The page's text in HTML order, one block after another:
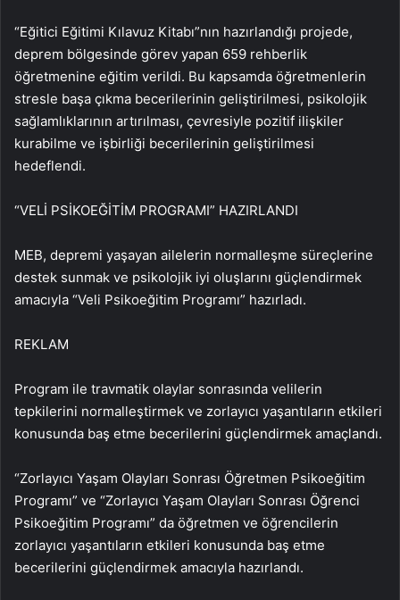
“Eğitici Eğitimi Kılavuz Kitabı”nın hazırlandığı projede,
deprem bölgesinde görev yapan 659 rehberlik
öğretmenine eğitim verildi. Bu kapsamda öğretmenlerin
stresle başa çıkma becerilerinin geliştirilmesi, psikolojik
sağlamlıklarının artırılması, çevresiyle pozitif ilişkiler
kurabilme ve işbirliği becerilerinin geliştirilmesi
hedeflendi.
“VELİ PSİKOEĞİTİM PROGRAMI” HAZIRLANDI
MEB, depremi yaşayan ailelerin normalleşme süreçlerine
destek sunmak ve psikolojik iyi oluşlarını güçlendirmek
amacıyla “Veli Psikoeğitim Programı” hazırladı.
REKLAM
Program ile travmatik olaylar sonrasında velilerin
tepkilerini normalleştirmek ve zorlayıcı yaşantıların etkileri
konusunda baş etme becerilerini güçlendirmek amaçlandı.
“Zorlayıcı Yaşam Olayları Sonrası Öğretmen Psikoeğitim
Programı” ve “Zorlayıcı Yaşam Olayları Sonrası Öğrenci
Psikoeğitim Programı” da öğretmen ve öğrencilerin
zorlayıcı yaşantıların etkileri konusunda baş etme
becerilerini güçlendirmek amacıyla hazırlandı.